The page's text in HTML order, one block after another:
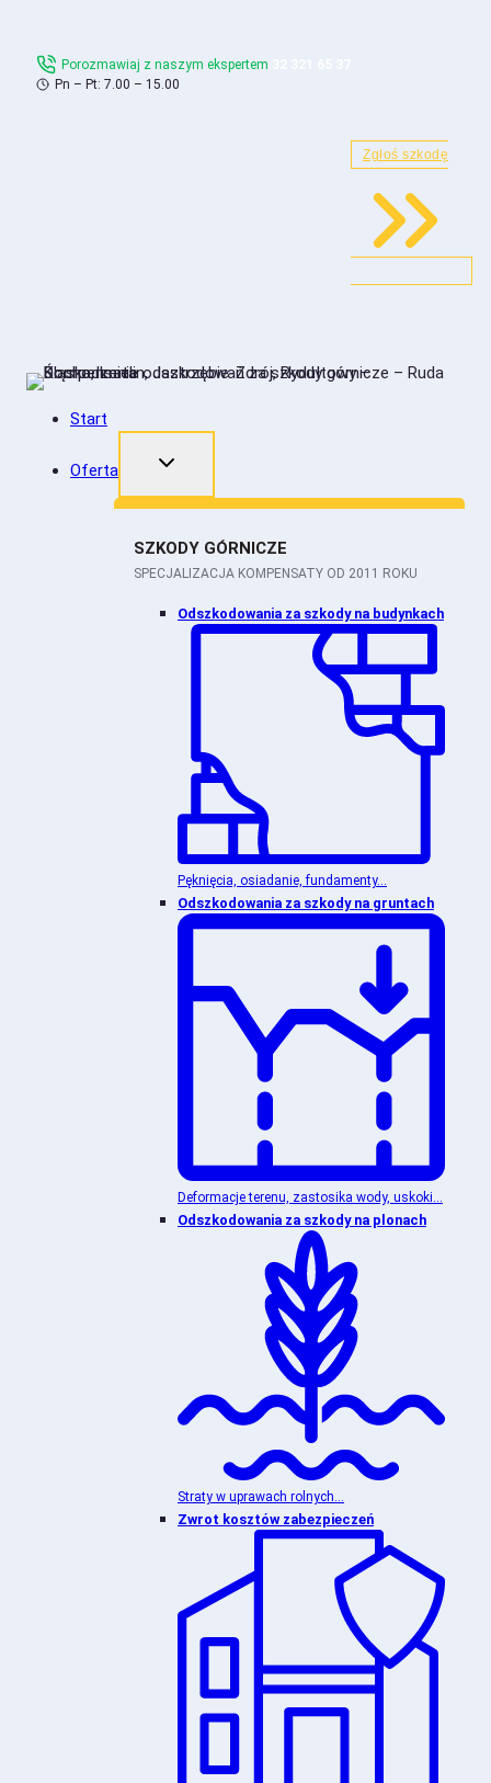
contentPorozmawiaj z naszym ekspertem
Pn – Pt: 7.00 – 15.00
Zgłoś szkodę
Start
Oferta
SZKODY GÓRNICZE
SPECJALIZACJA KOMPENSATY OD 2011 ROKU
Odszkodowania za szkody na budynkach
Pęknięcia, osiadanie, fundamenty...
Odszkodowania za szkody na gruntach
Deformacje terenu, zastosika wody, uskoki...
Odszkodowania za szkody na plonach
Straty w uprawach rolnych...
Zwrot kosztów zabezpieczeń